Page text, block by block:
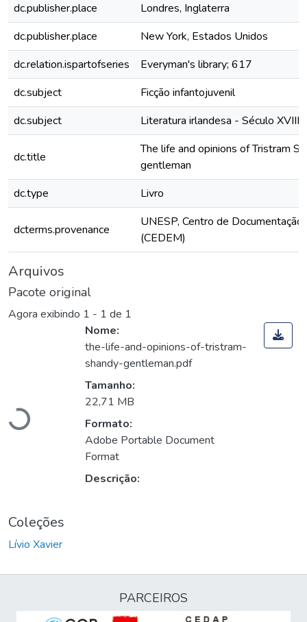
dc.publisher.place
Londres, Inglaterra
dc.publisher.place
New York, Estados Unidos
dc.relation.ispartofseries
Everyman's library; 617
dc.subject
Ficção infantojuvenil
dc.subject
Literatura irlandesa - Século XVIII
dc.title
The life and opinions of Tristram
gentleman
dc.type
Livro
dcterms.provenance
UNESP, Centro de
(CEDEM)
Arquivos
Pacote original
Agora exibindo 1 - 1 de 1
Carregando...
Nome:
the-life-and-opinions-of-tristram-
shandy-gentleman.pdf
Tamanho:
22,71 MB
Formato:
Adobe Portable Document
Format
Descrição:
Coleções
Lívio Xavier
PARCEIROS